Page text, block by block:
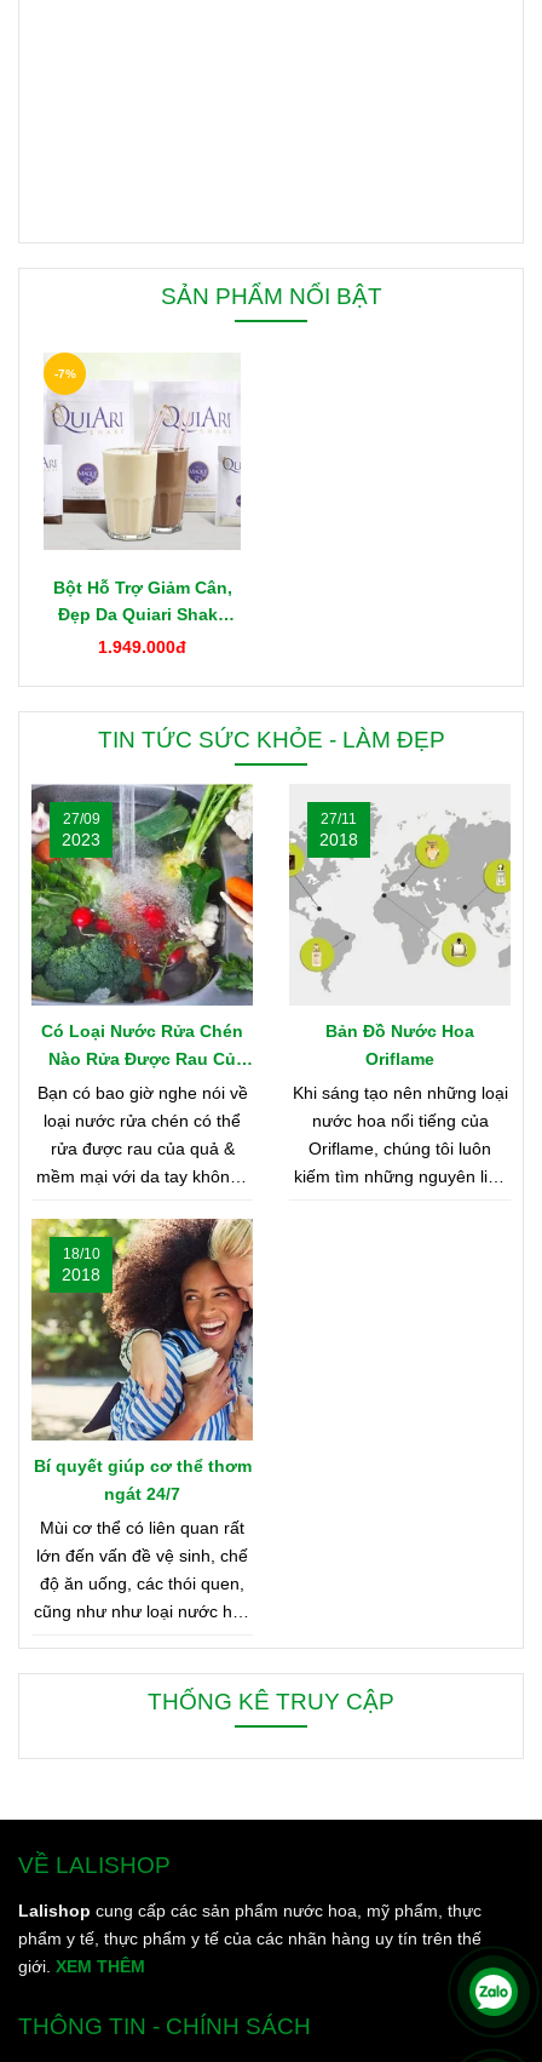
SẢN PHẨM NỔI BẬT
Bột Hỗ Trợ Giảm Cân,
Đẹp Da Quiari Shake
1000g Mỹ
1.949.000đ
-7%
TIN TỨC SỨC KHỎE - LÀM ĐẸP
Có Loại Nước Rửa Chén
Nào Rửa Được Rau Củ
Quả & Mềm Mại Với Da
Tay?
27/09
2023
Bạn có bao giờ nghe nói về
loại nước rửa chén có thể
rửa được rau của quả &
mềm mại với da tay không?
bạn hãy cùng shop tìm hiểu
nhé
Bản Đồ Nước Hoa
Oriflame
27/11
2018
Khi sáng tạo nên những loại
nước hoa nổi tiếng của
Oriflame, chúng tôi luôn
kiếm tìm những nguyên liệu
Bí quyết giúp cơ thể thơm
ngát 24/7
18/10
2018
Mùi cơ thể có liên quan rất
lớn đến vấn đề vệ sinh, chế
độ ăn uống, các thói quen,
cũng như như loại nước hoa
cơ thể thơm ngát từ sáng
đến tối, từ đầu đến chân.
THỐNG KÊ TRUY CẬP
VỀ LALISHOP
Lalishop cung cấp các sản phẩm nước hoa, mỹ phẩm, thực
phẩm y tế, thực phẩm y tế của các nhãn hàng uy tín trên thế
giới. XEM THÊM
THÔNG TIN - CHÍNH SÁCH